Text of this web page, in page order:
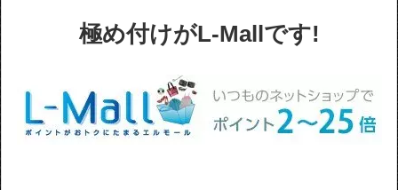
極め付けがL-Mallです!